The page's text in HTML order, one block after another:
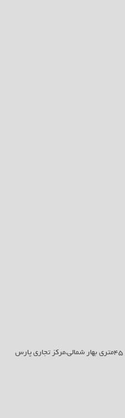
آدرس :بازارآهن تهران(شادآباد)، بلوار 45متری بهار شمالی،مرکز تجاری پارس